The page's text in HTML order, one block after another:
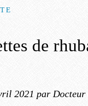
de
2021 par